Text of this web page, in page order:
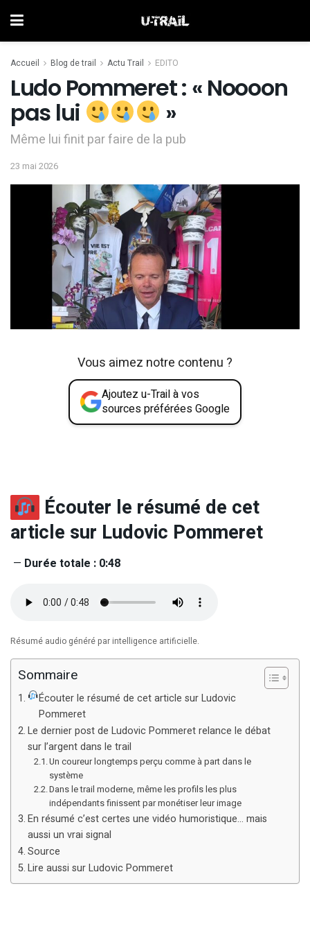
Accueil Blog de trail Actu Trail EDITO
Ludo Pommeret : « Noooon
pas lui
»
Même lui finit par faire de la pub
23 mai 2026
Vous aimez notre contenu ?
Ajoutez u-Trail à vos
sources préférées Google
Écouter le résumé de cet
article sur Ludovic Pommeret
— Durée totale : 0:48
Résumé audio généré par intelligence artificielle.
Sommaire
Écouter le résumé de cet article sur Ludovic
Pommeret
Le dernier post de Ludovic Pommeret relance le débat
sur l’argent dans le trail
Un coureur longtemps perçu comme à part dans le
système
Dans le trail moderne, même les profils les plus
indépendants finissent par monétiser leur image
En résumé c’est certes une vidéo humoristique… mais
aussi un vrai signal
Source
Lire aussi sur Ludovic Pommeret